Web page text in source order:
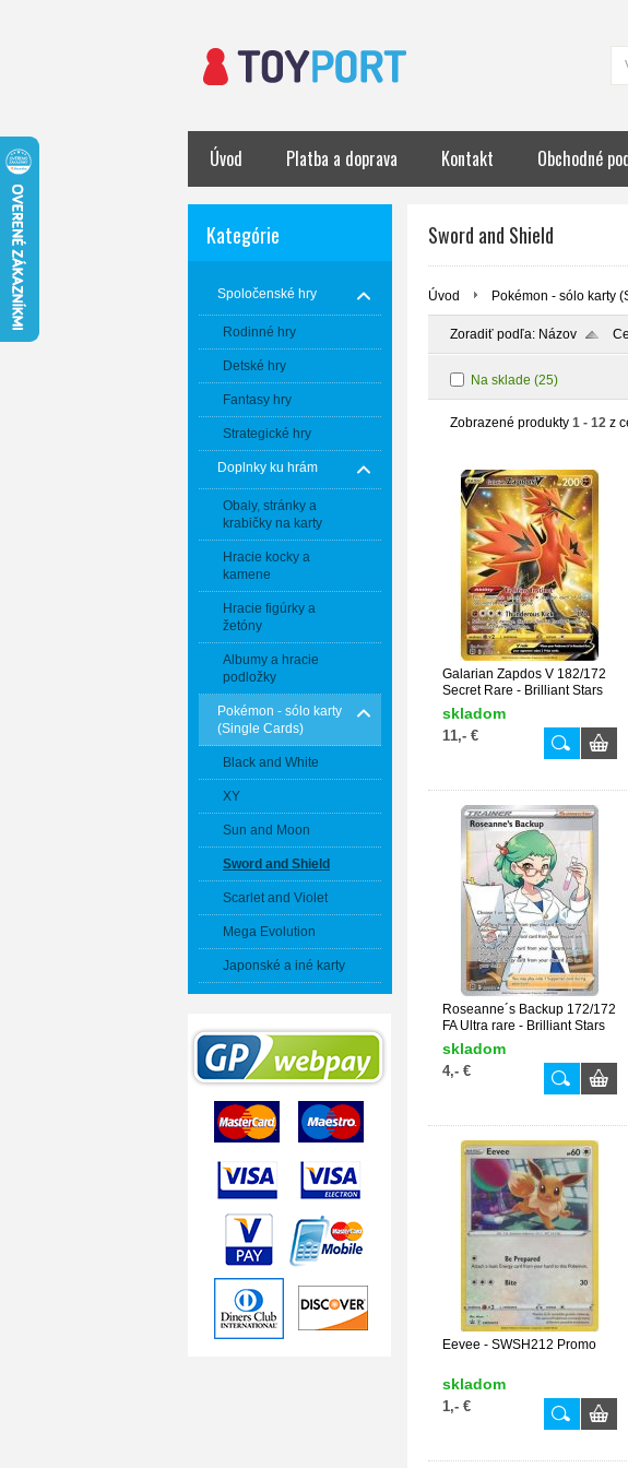
Úvod Platba a doprava Kontakt Obchodné
Kategórie
Spoločenské hry
Rodinné hry
Detské hry
Fantasy hry
Strategické hry
Doplnky ku hrám
Obaly, stránky a
krabičky na karty
Hracie kocky a
kamene
Hracie figúrky a
žetóny
Albumy a hracie
podložky
Pokémon - sólo karty
(Single Cards)
Black and White
XY
Sun and Moon
Sword and Shield
Scarlet and Violet
Mega Evolution
Japonské a iné karty
Sword and Shield
Úvod Pokémon - sólo karty
Zoradiť podľa: Názov
Na sklade (25)
Zobrazené produkty 1 - 12 z
Galarian Zapdos V 182/172
Secret Rare - Brilliant Stars
skladom
11,- €
Roseanne´s Backup 172/172
FA Ultra rare - Brilliant Stars
skladom
4,- €
Eevee - SWSH212 Promo
skladom
1,- €